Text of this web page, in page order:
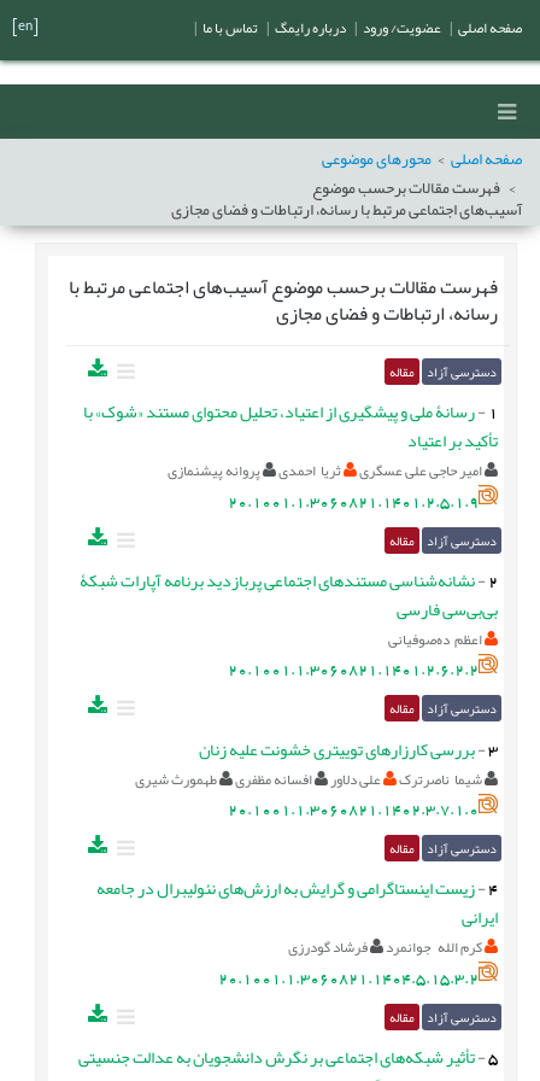
صفحه اصلی
محورهای موضوعی
فهرست مقالات برحسب موضوع
آسیب‌های اجتماعی مرتبط با رسانه، ارتباطات و فضای مجازی
فهرست مقالات برحسب موضوعآسیب‌های اجتماعی مرتبط با
رسانه، ارتباطات و فضای مجازی
دسترسی آزاد مقاله
-رسانۀ ملی و پیشگیری از اعتیاد، تحلیل محتوای مستند «شوک» با
تأکید بر اعتیاد
امیر حاجی علی عسگری ثریا احمدی پروانه پیشنمازی
20.1001.1.3060821.1401.2.5.1.9
دسترسی آزاد مقاله
2
-نشانه‌شناسی مستندهای اجتماعی پربازدید برنامه آپارات شبکۀ
بی‌بی‌سی فارسی
اعظم ده‌صوفیانی
20.1001.1.3060821.1401.2.6.2.2
دسترسی آزاد مقاله
3
-بررسی کارزارهای توییتری خشونت علیه زنان
شیما ناصرترک علی دلاور افسانه مظفری طهمورث شیری
20.1001.1.3060821.1402.3.7.1.0
دسترسی آزاد مقاله
4
-زیست اینستاگرامی و گرایش به ارزش‌های نئولیبرال در جامعه
ایرانی
کرم الله جوانمرد فرشاد گودرزی
20.1001.1.3060821.1404.5.15.3.2
دسترسی آزاد مقاله
5
-تأثیر شبکه‌های اجتماعی بر نگرش دانشجویان به عدالت جنسیتی
صفحه اصلی عضویت/ ورود درباره رایمگ تماس با ما